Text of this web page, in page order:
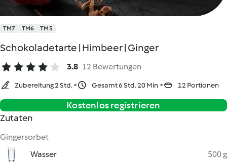
TM7 TM6 TM5
Schokoladetarte | Himbeer | Ginger
3.8 12 Bewertungen
Zubereitung 2 Std. Gesamt 6 Std. 20 Min 12 Portionen
Kostenlos registrieren
Zutaten
Gingersorbet
Wasser
500 g